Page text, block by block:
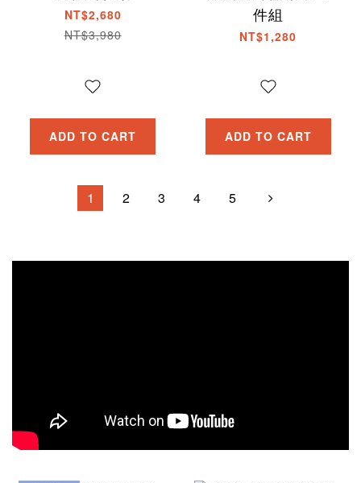
NT$2,680
NT$3,980
ADD TO CART
件組
NT$1,280
ADD TO CART
1 2 3 4 5